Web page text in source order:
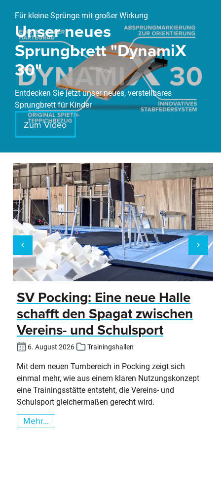
Für kleine Sprünge mit großer Wirkung
Unser neues
Sprungbrett "DynamiX
30"
Entdecken Sie jetzt unser neues, verstellbares
Sprungbrett für Kinder
Zum Video
SV Pocking: Eine neue Halle
schafft den Spagat zwischen
Vereins- und Schulsport
6. August 2026 Trainingshallen
Mit dem neuen Turnbereich in Pocking zeigt sich
einmal mehr, wie aus einem klaren Nutzungskonzept
eine Trainingsstätte entsteht, die Vereins- und
Schulsport gleichermaßen gerecht wird.
Mehr...